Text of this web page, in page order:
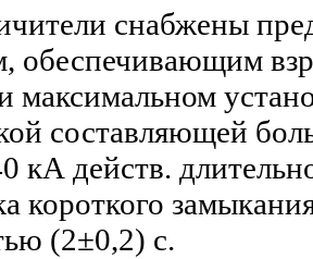
снабжены
обеспечивающим
максимальном
составляющей
кА действ.
короткого
(2±0,2) с.